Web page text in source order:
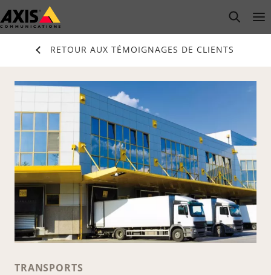
Passer
au
principal
open
RETOUR AUX TÉMOIGNAGES DE CLIENTS
TRANSPORTS